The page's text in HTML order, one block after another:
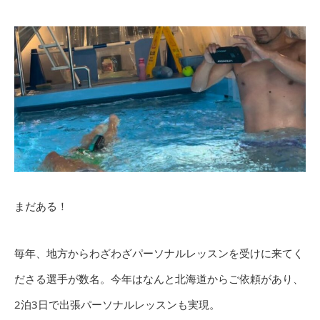
まだある！
毎年、地方からわざわざパーソナルレッスンを受けに来てく
ださる選手が数名。今年はなんと北海道からご依頼があり、
2泊3日で出張パーソナルレッスンも実現。